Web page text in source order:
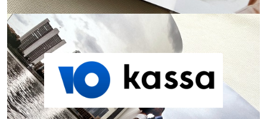
Как оплатить заказ?